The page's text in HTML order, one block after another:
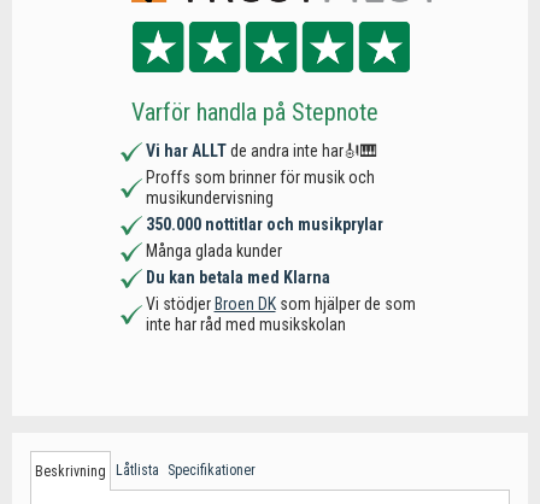
Varför handla på Stepnote
Vi har ALLTde andra inte har🎻🎹
Proffs som brinner för musik och
musikundervisning
350.000 nottitlar och musikprylar
Många glada kunder
Du kan betala med Klarna
Vi stödjer Broen DKsom hjälper de som
inte har råd med musikskolan
Beskrivning Låtlista Specifikationer